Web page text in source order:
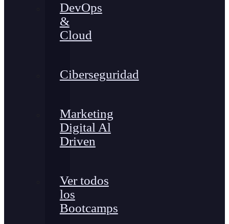
DevOps
&
Cloud
Ciberseguridad
Marketing
Digital Al
Driven
Ver todos
los
Bootcamps